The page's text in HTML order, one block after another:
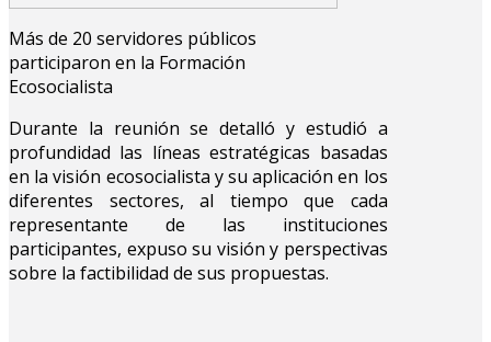
Más de 20 servidores públicos
participaron en la Formación
Ecosocialista
Durante la reunión se detalló y estudió a
profundidad las líneas estratégicas basadas
en la visión ecosocialista y su aplicación en los
diferentes sectores, al tiempo que cada
representante de las instituciones
participantes, expuso su visión y perspectivas
sobre la factibilidad de sus propuestas.